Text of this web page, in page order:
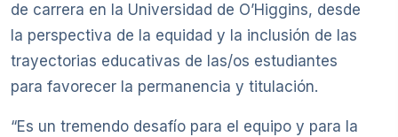
de carrera en la Universidad de O’Higgins, desde
la perspectiva de la equidad y la inclusión de las
trayectorias educativas de las/os estudiantes
para favorecer la permanencia y titulación.
“Es un tremendo desafío para el equipo y para la